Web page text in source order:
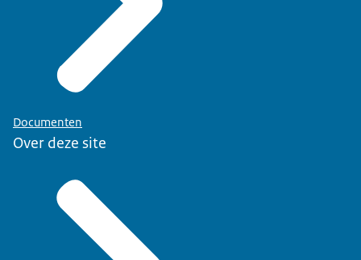
Documenten
Over deze site